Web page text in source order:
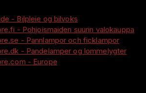
- Bilpleie og bilvoks
- Pohjoismaiden suurin valokauppa
- Pannlampor och ficklampor
- Pandelamper og lommelygter
- Europe